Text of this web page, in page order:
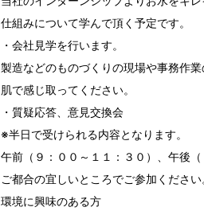
仕組みについて学んで頂く予定です。
・会社見学を行います。
製造などのものづくりの現場や事務作業
肌で感じ取ってください。
・質疑応答、意見交換会
※半日で受けられる内容となります。
午前（９：００～１１：３０）、午後
ご都合の宜しいところでご参加ください
環境に興味のある方